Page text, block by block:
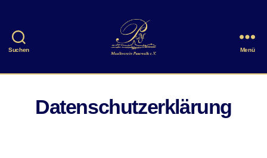
Suchen
Pasewalk
Menü
Datenschutzerklärung